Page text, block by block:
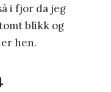
i fjor da jeg
blikk og
hen.